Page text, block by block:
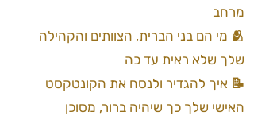
מרחב
🫂 מי הם בני הברית, הצוותים והקהילה
שלך שלא ראית עד כה
📝 איך להגדיר ולנסח את הקונטקסט
האישי שלך כך שיהיה ברור, מסוכן